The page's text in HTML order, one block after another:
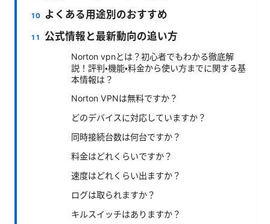
よくある用途別のおすすめ
公式情報と最新動向の追い方
Norton vpnとは？初心者でもわかる徹底解
説！評判・機能・料金から使い方までに関する基
本情報は？
Norton VPNは無料ですか？
どのデバイスに対応していますか？
同時接続台数は何台ですか？
料金はどれくらいですか？
速度はどれくらい出ますか？
ログは取られますか？
キルスイッチはありますか？